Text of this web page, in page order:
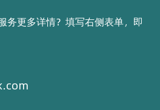
务更多详情？填写右侧表单，即